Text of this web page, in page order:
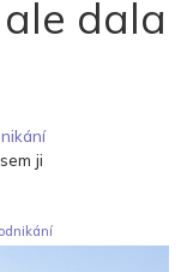
dala
ji